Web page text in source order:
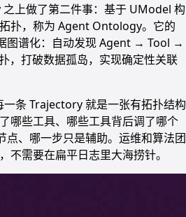
上做了第二件事：基于 UModel 构
扑，称为 Agent Ontology。它的
图谱化：自动发现 Agent → Tool →
，打破数据孤岛，实现确定性关联
条 Trajectory 就是一张有拓扑结构
哪些工具、哪些工具背后调了哪个
点、哪一步只是辅助。运维和算法团
不需要在扁平日志里大海捞针。